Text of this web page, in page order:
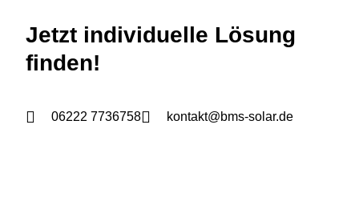
Jetzt individuelle Lösung
finden!
06222 7736758 kontakt@bms-solar.de